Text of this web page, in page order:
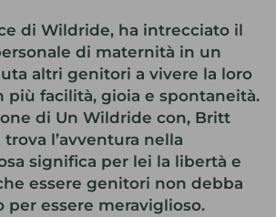
di Wildride, ha intrecciato il
di maternità in un
altri genitori a vivere la loro
più facilità, gioia e spontaneità.
di Un Wildride con, Britt
l’avventura nella
significa per lei la libertà e
essere genitori non debba
per essere meraviglioso.